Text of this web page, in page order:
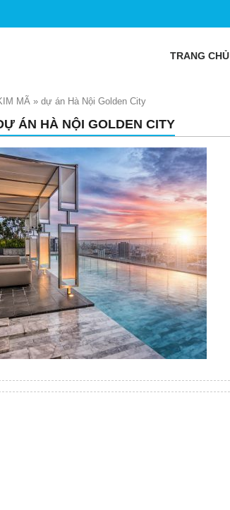
TRANG CHỦ
MÃ » dự án Hà Nội Golden City
ÁN HÀ NỘI GOLDEN CITY